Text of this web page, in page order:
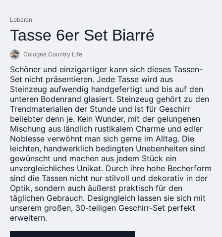
Loberon
Tasse 6er Set Biarré
Cologne Country Life
Schöner und einzigartiger kann sich dieses Tassen-
Set nicht präsentieren. Jede Tasse wird aus
Steinzeug aufwendig handgefertigt und bis auf den
unteren Bodenrand glasiert. Steinzeug gehört zu den
Trendmaterialien der Stunde und ist für Geschirr
beliebter denn je. Kein Wunder, mit der gelungenen
Mischung aus ländlich rustikalem Charme und edler
Noblesse verwöhnt man sich gerne im Alltag. Die
leichten, handwerklich bedingten Unebenheiten sind
gewünscht und machen aus jedem Stück ein
unvergleichliches Unikat. Durch ihre hohe Becherform
sind die Tassen nicht nur stilvoll und dekorativ in der
Optik, sondern auch äußerst praktisch für den
täglichen Gebrauch. Designgleich lassen sie sich mit
unserem großen, 30-teiligen Geschirr-Set perfekt
erweitern.